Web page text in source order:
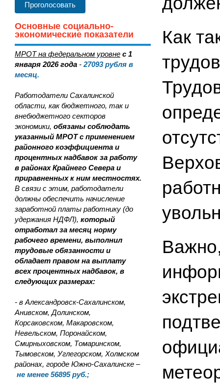
Основные социально-
экономические показатели
МРОТ на федеральном уровне с 1
января 2026 года - 27093рубля в
месяц.
Работодатели Сахалинской
области, как бюджетного, так и
внебюджетного секторов
экономики, обязаны соблюдать
указанный МРОТ с применением
районного коэффициента и
процентных надбавок за работу
в районах Крайнего Севера и
приравненных к ним местностях.
В связи с этим, работодатели
должны обеспечить начисление
заработной платы работнику (до
удержания НДФЛ), который
отработал за месяц норму
рабочего времени, выполнил
трудовые обязанности и
обладает правом на выплату
всех процентных надбавок, в
следующих размерах:
- в Александровск-Сахалинском,
Анивском, Долинском,
Корсаковском, Макаровском,
Невельском, Поронайском,
Смирныховском, Томаринском,
Тымовском, Углегорском, Холмском
районах, городе Южно-Сахалинске –
не менее 56895 руб.;
Как